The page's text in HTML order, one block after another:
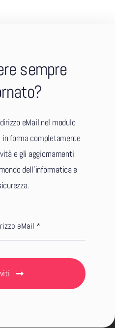
sempre
eMail nel modulo
forma completamente
e gli aggiornamenti
dell’informatica e